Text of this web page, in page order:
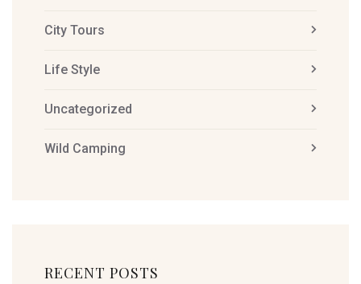
City Tours
Life Style
Uncategorized
Wild Camping
RECENT POSTS